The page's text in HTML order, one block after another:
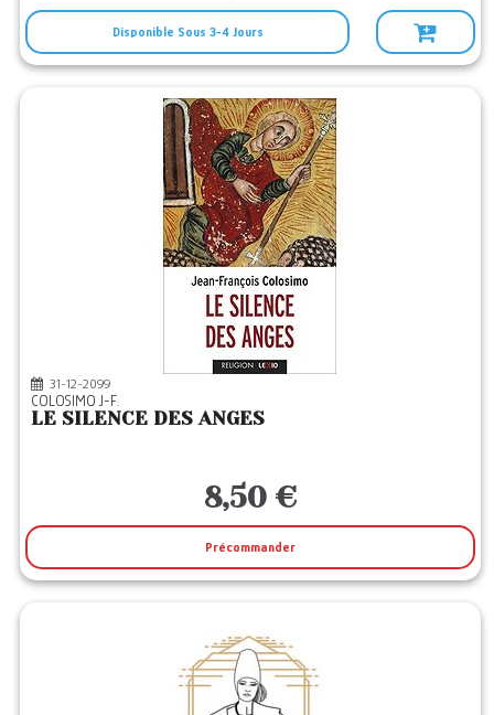
Disponible Sous 3-4 Jours
31-12-2099
COLOSIMO J-F.
LE SILENCE DES ANGES
8,50 €
Précommander